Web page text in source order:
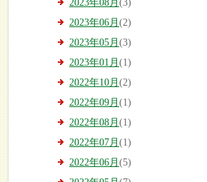
2023年08月 (3)
2023年06月 (2)
2023年05月 (3)
2023年01月 (1)
2022年10月 (2)
2022年09月 (1)
2022年08月 (1)
2022年07月 (1)
2022年06月 (5)